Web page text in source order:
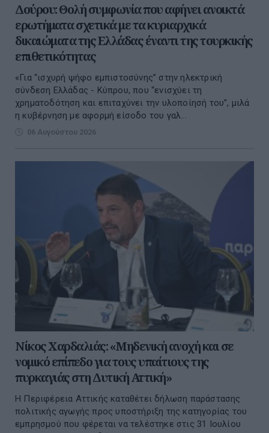
Δούρου: Θολή συμφωνία που αφήνει ανοικτά
ερωτήματα σχετικά με τα κυριαρχικά
δικαιώματα της Ελλάδας έναντι της τουρκικής
επιθετικότητας
«Για “ισχυρή ψήφο εμπιστοσύνης” στην ηλεκτρική
σύνδεση Ελλάδας - Κύπρου, που “ενισχύει τη
χρηματοδότηση και επιταχύνει την υλοποίησή του”, μιλά
η κυβέρνηση με αφορμή είσοδο του γαλ...
06 Αυγούστου 2026
Νίκος Χαρδαλιάς: «Μηδενική ανοχή και σε
νομικό επίπεδο για τους υπαίτιους της
πυρκαγιάς στη Δυτική Αττική»
Η Περιφέρεια Αττικής καταθέτει δήλωση παράστασης
πολιτικής αγωγής προς υποστήριξη της κατηγορίας του
εμπρησμού που φέρεται να τελέστηκε στις 31 Ιουλίου